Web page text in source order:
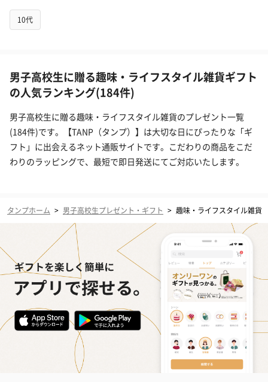
10代
男子高校生に贈る趣味・ライフスタイル雑貨ギフト
の人気ランキング(184件)
男子高校生に贈る趣味・ライフスタイル雑貨のプレゼント一覧
(184件)です。【TANP（タンプ）】は大切な日にぴったりな「ギ
フト」に出会えるネット通販サイトです。こだわりの商品をこだ
わりのラッピングで、最短で即日発送にてご対応いたします。
タンプホーム > 男子高校生プレゼント・ギフト > 趣味・ライフスタイル雑貨